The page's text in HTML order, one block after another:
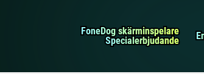
FoneDog skärminspelare
FoneDog skärminspelare
Specialerbjudande
Specialerbjudande
iPhone Cleaner